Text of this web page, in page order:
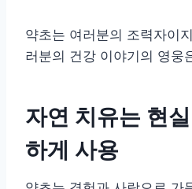
약초는 여러분의 조력자이
러분의 건강 이야기의 영웅
자연 치유는 현
하게 사용